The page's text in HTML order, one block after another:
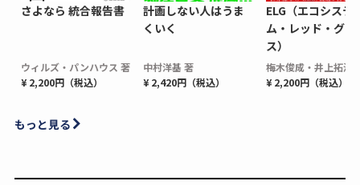
さよなら 統合報告書
ウィルズ・パンハウス 著
¥ 2,200円（税込）
計画しない人はうま
くいく
中村洋基 著
¥ 2,420円（税込）
ELG（エコシステ
ム・レッド・グロ
ス）
梅木俊成・井上拓海
¥ 2,200円（税込）
もっと見る